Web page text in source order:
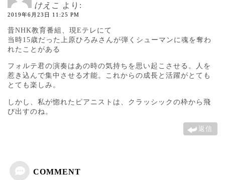
けえこ より:
2019年6月23日 11:25 PM
昔NHK教育番組、現Eテレにて
当時15歳だった上原ひろみさんが弾くシューマンに魂を奪わ
れたことがある
フォルテ君の演奏はあの時の気持ちを思い起こさせる。人を
惹き込んで集中させる才能。これからの成長と活躍がとても
とても楽しみ。
しかし、私が惚れたピアニストは、クラッシックの枠から飛
び出すのね。
返信
COMMENT